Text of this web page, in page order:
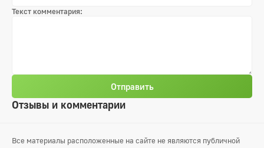
Отзывы и комментарии
Текст комментария:
Отправить
Все материалы расположенные на сайте не являются публичной